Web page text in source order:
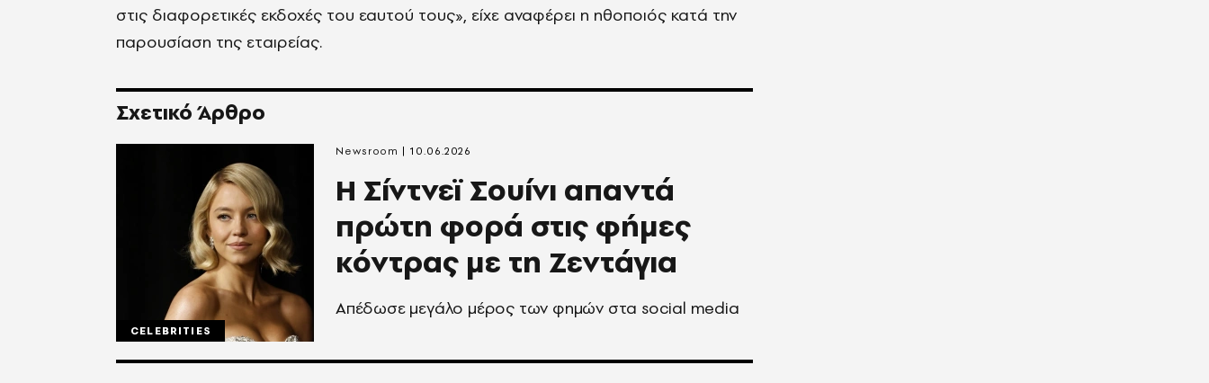
στις διαφορετικές εκδοχές του εαυτού τους», είχε αναφέρει η ηθοποιός κατά την
παρουσίαση της εταιρείας.
Σχετικό Άρθρο
CELEBRITIES
H Σίντνεϊ Σουίνι απαντά
πρώτη φορά στις φήμες
κόντρας με τη Ζεντάγια
Aπέδωσε μεγάλο μέρος των φημών στα social media
Newsroom 10.06.2026